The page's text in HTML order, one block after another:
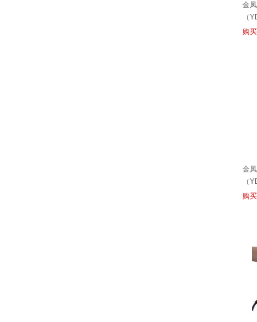
金
（
购买
金
（
购买